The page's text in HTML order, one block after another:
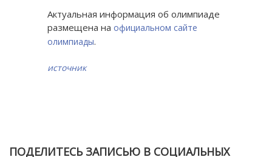
Актуальная информация об олимпиаде
размещена на официальном сайте
олимпиады.
источник
ПОДЕЛИТЕСЬ ЗАПИСЬЮ В СОЦИАЛЬНЫХ